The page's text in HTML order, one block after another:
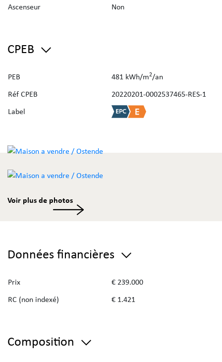
0002537465-RES-1 // F 519kWh/(m2jaar) - 20220201-
0002537481-RES-1
Deboo!
Ascenseur
Non
CPEB
PEB 481 kWh/m2/an
Réf CPEB
20220201-0002537465-RES-1
Label
Voir plus de photos
Données financières
Prix
€ 239.000
RC (non indexé)
€ 1.421
Composition